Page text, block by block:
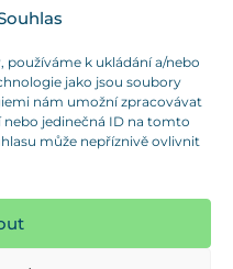
k ukládání a/nebo
jako jsou soubory
nám umožní zpracovávat
nebo jedinečná ID na tomto
může nepříznivě ovlivnit
od: 7:30 - 15:30 hod
+421 0905 780 862
od: 7:30 - 15:30 hod